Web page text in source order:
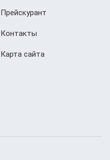
Прейскурант
Контакты
Карта сайта